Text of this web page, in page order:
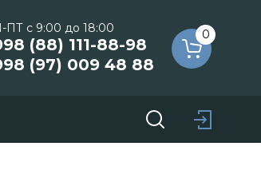
ПТ с 9:00 до 18:00
(88) 111-88-98
(97) 009 48 88
0